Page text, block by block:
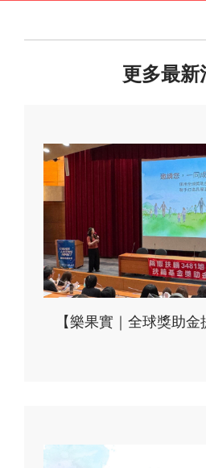
更多最新
【樂果實｜全球獎助金